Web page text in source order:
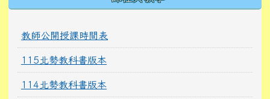
教師公開授課時間表
115北勢教科書版本
114北勢教科書版本